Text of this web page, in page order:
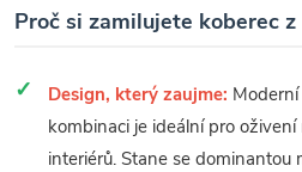
Proč si zamilujete koberec
Design, který zaujme:
kombinaci je ideální pro
interiérů. Stane se